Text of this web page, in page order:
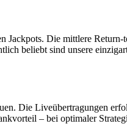
Jackpots. Die mittlere Return-
beliebt sind unsere
Die Liveübertragungen
– bei optimaler